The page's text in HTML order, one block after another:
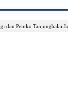
dan Pemko Tanjungbalai